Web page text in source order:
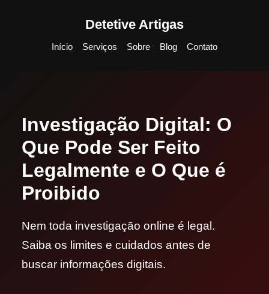
Detetive Artigas
Início Serviços Sobre Blog Contato
Investigação Digital: O
Que Pode Ser Feito
Legalmente e O Que é
Proibido
Nem toda investigação online é legal.
Saiba os limites e cuidados antes de
buscar informações digitais.